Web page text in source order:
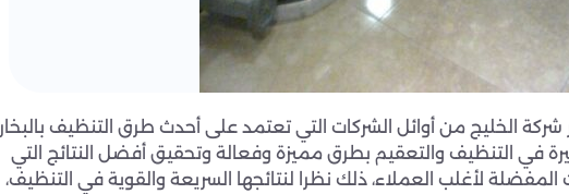
شركة الخليج من أوائل الشركات التي تعتمد على أحدث طرق التنظيف بالبخار
في التنظيف والتعقيم بطرق مميزة وفعالة وتحقيق أفضل النتائج التي
لأغلب العملاء، ذلك نظرا لنتائجها السريعة والقوية في التنظيف،